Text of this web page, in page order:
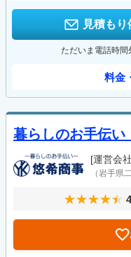
見積も
ただいま電話時間
料金
暮らしのお手伝
[運営会
（岩手県